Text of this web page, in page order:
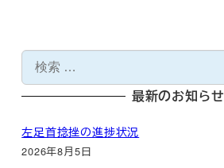
索
最新のお知らせ
左足首捻挫の進捗状況
2026年8月5日